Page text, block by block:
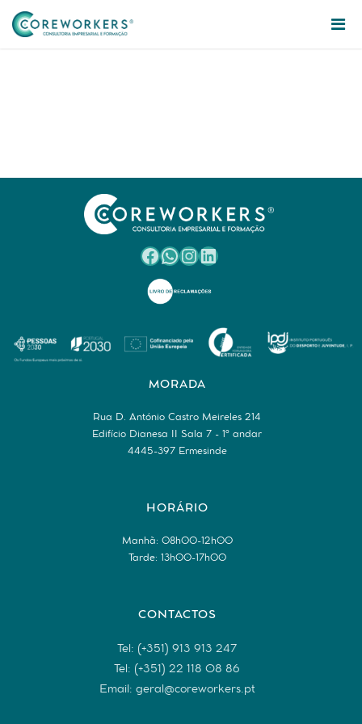
Facebook
WhatsApp
Instagram
LinkedIn
MORADA
Rua D. António Castro Meireles 214
Edifício Dianesa II Sala 7 - 1º andar
4445-397 Ermesinde
HORÁRIO
Manhã: 08h00-12h00
Tarde: 13h00-17h00
CONTACTOS
Tel: (+351) 913 913 247
Tel: (+351) 22 118 08 86
Email: geral@coreworkers.pt